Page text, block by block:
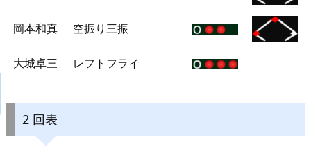
岡本和真 空振り三振
大城卓三 レフトフライ
2 回表